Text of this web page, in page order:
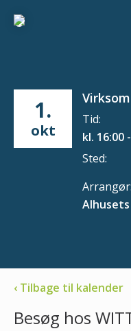
1.
okt
Tid:
kl. 16:00
Sted:
Arrangør:
‹ Tilbage til kalender
Besøg hos